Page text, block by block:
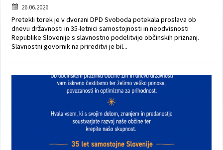
26.06.2026
Pretekli torek je v dvorani DPD Svoboda potekala proslava ob
dnevu državnosti in 35-letnici samostojnosti in neodvisnosti
Republike Slovenije s slavnostno podelitvijo občinskih priznanj.
Slavnostni govornik na prireditvi je bil...